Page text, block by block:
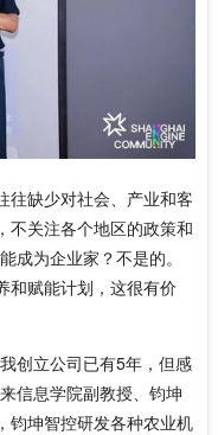
往缺少对社会、产业和客
不关注各个地区的政策和
成为企业家？不是的。
和赋能计划，这很有价
创立公司已有5年，但感
信息学院副教授、钧坤
钧坤智控研发各种农业机